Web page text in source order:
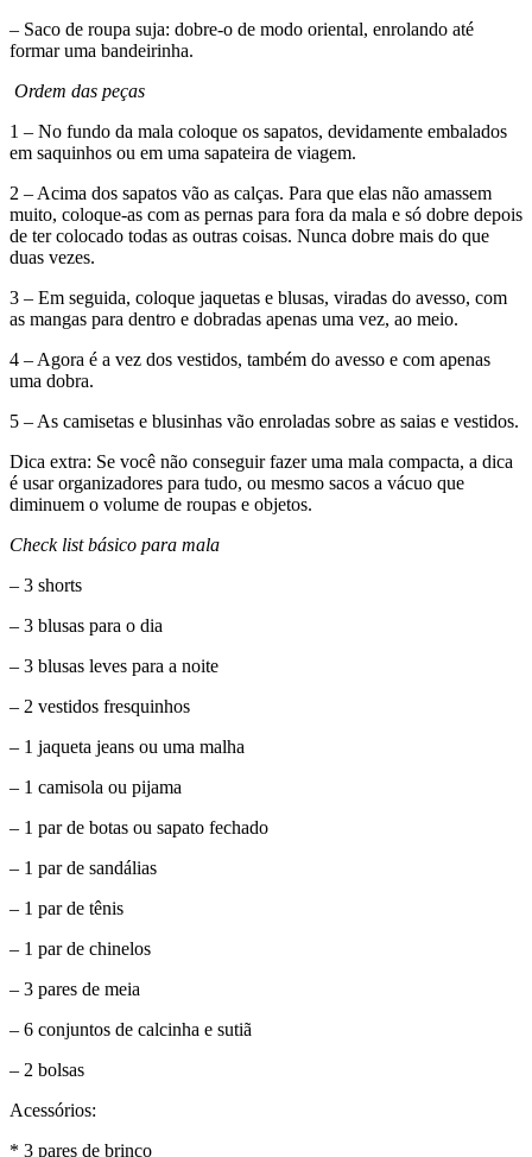
– Saco de roupa suja: dobre-o de modo oriental, enrolando até
formar uma bandeirinha.
Ordem das peças
1 – No fundo da mala coloque os sapatos, devidamente embalados
em saquinhos ou em uma sapateira de viagem.
2 – Acima dos sapatos vão as calças. Para que elas não amassem
muito, coloque-as com as pernas para fora da mala e só dobre depois
de ter colocado todas as outras coisas. Nunca dobre mais do que
duas vezes.
3 – Em seguida, coloque jaquetas e blusas, viradas do avesso, com
as mangas para dentro e dobradas apenas uma vez, ao meio.
4 – Agora é a vez dos vestidos, também do avesso e com apenas
uma dobra.
5 – As camisetas e blusinhas vão enroladas sobre as saias e vestidos.
Dica extra: Se você não conseguir fazer uma mala compacta, a dica
é usar organizadores para tudo, ou mesmo sacos a vácuo que
diminuem o volume de roupas e objetos.
Check list básico para mala
– 3 shorts
– 3 blusas para o dia
– 3 blusas leves para a noite
– 2 vestidos fresquinhos
– 1 jaqueta jeans ou uma malha
– 1 camisola ou pijama
– 1 par de botas ou sapato fechado
– 1 par de sandálias
– 1 par de tênis
– 1 par de chinelos
– 3 pares de meia
– 6 conjuntos de calcinha e sutiã
– 2 bolsas
Acessórios:
* 3 pares de brinco